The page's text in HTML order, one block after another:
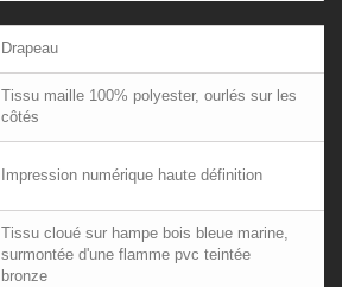
Drapeau
Tissu maille 100% polyester, ourlés sur les
côtés
Impression numérique haute définition
Tissu cloué sur hampe bois bleue marine,
surmontée d'une flamme pvc teintée
bronze